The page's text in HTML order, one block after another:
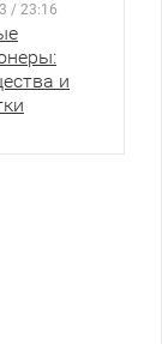
/ 23:16
и